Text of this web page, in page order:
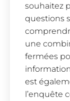
souhaitez
questions
une
fermées
est
l’enquête